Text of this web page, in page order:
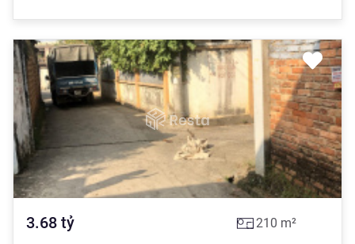
3.68 tỷ 210 m²